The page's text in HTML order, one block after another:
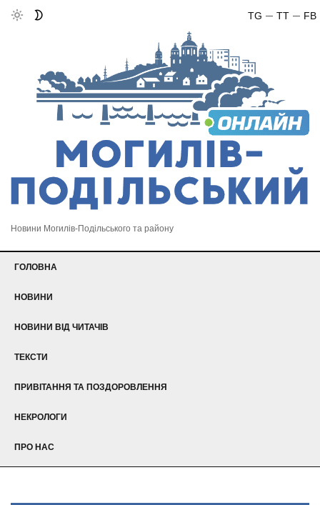
FB
TT
TG
Новини Могилів-Подільського та району
ГОЛОВНА
НОВИНИ
НОВИНИ ВІД ЧИТАЧІВ
ТЕКСТИ
ПРИВІТАННЯ ТА ПОЗДОРОВЛЕННЯ
НЕКРОЛОГИ
ПРО НАС